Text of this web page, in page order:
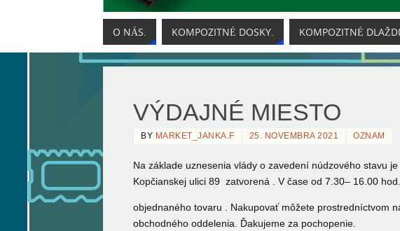
O NÁS. KOMPOZITNÉ DOSKY. KOMPOZITNÉ
VÝDAJNÉ MIESTO
BY MARKET_JANKA.F 25. NOVEMBRA 2021 OZNAM
Na základe uznesenia vlády o zavedení núdzového stavu
Kopčianskej ulici 89 zatvorená . V čase od 7.30– 16.00
objednaného tovaru . Nakupovať môžete prostredníctvom
obchodného oddelenia. Ďakujeme za pochopenie.